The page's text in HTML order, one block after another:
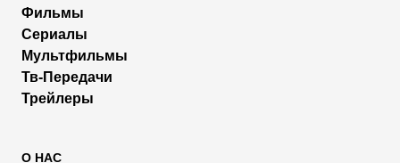
Фильмы
Сериалы
Мультфильмы
Тв-Передачи
Трейлеры
О НАС